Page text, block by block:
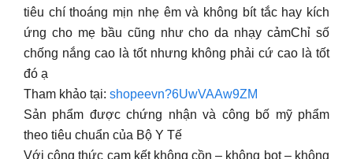
tiêu chí thoáng mịn nhẹ êm và không bít tắc hay kích
ứng cho mẹ bầu cũng như cho da nhạy cảmChỉ số
chống nắng cao là tốt nhưng không phải cứ cao là tốt
đó ạ
Tham khảo tại: shopeevn?6UwVAAw9ZM
Sản phẩm được chứng nhận và công bố mỹ phẩm
theo tiêu chuẩn của Bộ Y Tế
Với công thức cam kết không cồn – không bọt – không